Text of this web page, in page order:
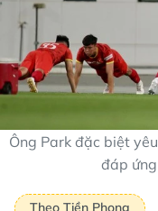
Ông Park đặc biệt
đáp
Theo Tiền Phong